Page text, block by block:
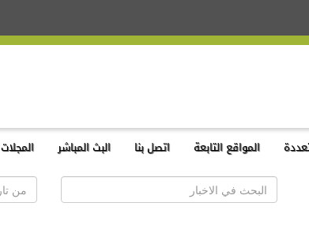
المواقع التابعة اتصل بنا البث المباشر المجلات